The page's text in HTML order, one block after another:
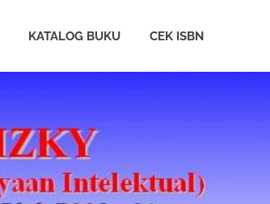
KATALOG BUKU CEK ISBN